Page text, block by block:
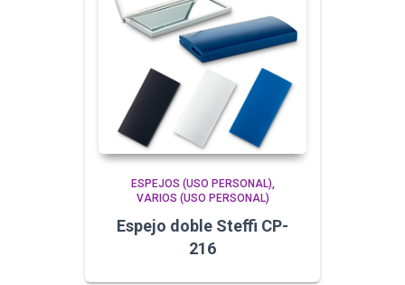
ESPEJOS (USO PERSONAL)
VARIOS (USO PERSONAL)
Espejo doble Steffi CP-
216